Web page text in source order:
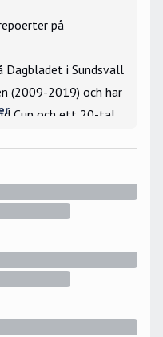
på
Dagbladet i Sundsvall
(2009-2019) och har
Cup och ett 20-tal
2006.